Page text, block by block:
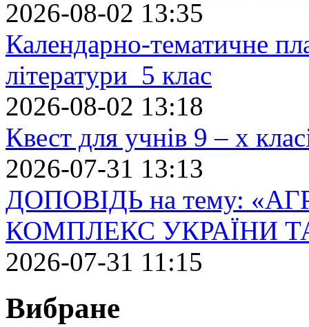
2026-08-02 13:35
Календарно-тематичне
літератури 5 клас
2026-08-02 13:18
Квест для учнів 9 – х
2026-07-31 13:13
ДОПОВІДЬ на тему:
КОМПЛЕКС УКРАЇНИ
2026-07-31 11:15
Вибране